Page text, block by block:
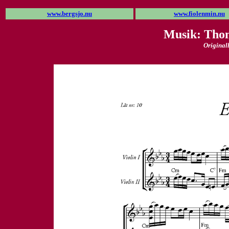
www.bergsjo.nu www.fiolenmin.nu
Musik: